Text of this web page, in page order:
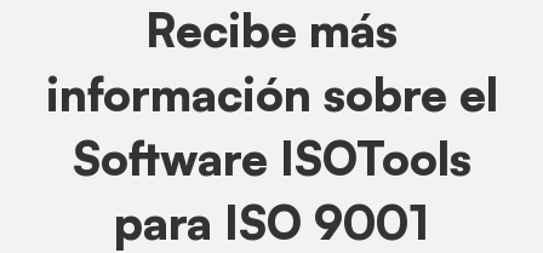
Recibe más
información sobre el
Software ISOTools
para ISO 9001